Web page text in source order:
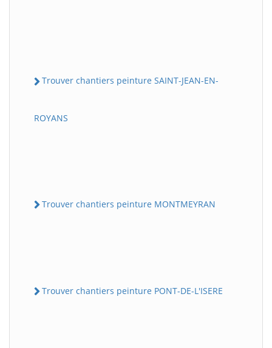
Trouver chantiers peinture SAINT-JEAN-EN-
ROYANS
Trouver chantiers peinture MONTMEYRAN
Trouver chantiers peinture PONT-DE-L'ISERE